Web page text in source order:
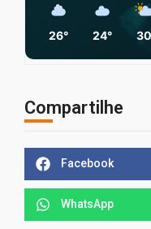
26° 24°
Compartilhe
Facebook
WhatsApp